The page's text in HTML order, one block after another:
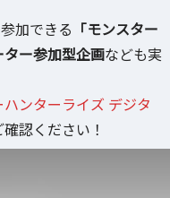
加できる 「モンスター
ー参加型企画なども実
ハンターライズ デジタ
認ください！